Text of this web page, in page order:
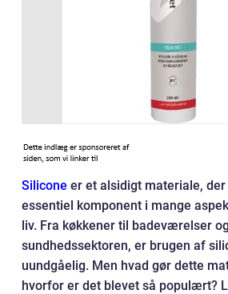
Silicone er et alsidigt materiale,
essentiel komponent i mange
liv. Fra køkkener til badeværelser
sundhedssektoren, er brugen af
uundgåelig. Men hvad gør dette
hvorfor er det blevet så populært?